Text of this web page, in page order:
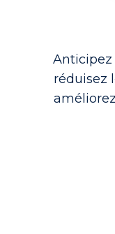
Anticipez
réduisez